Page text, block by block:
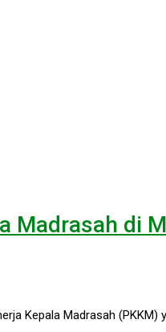
Madrasah di
Kepala Madrasah